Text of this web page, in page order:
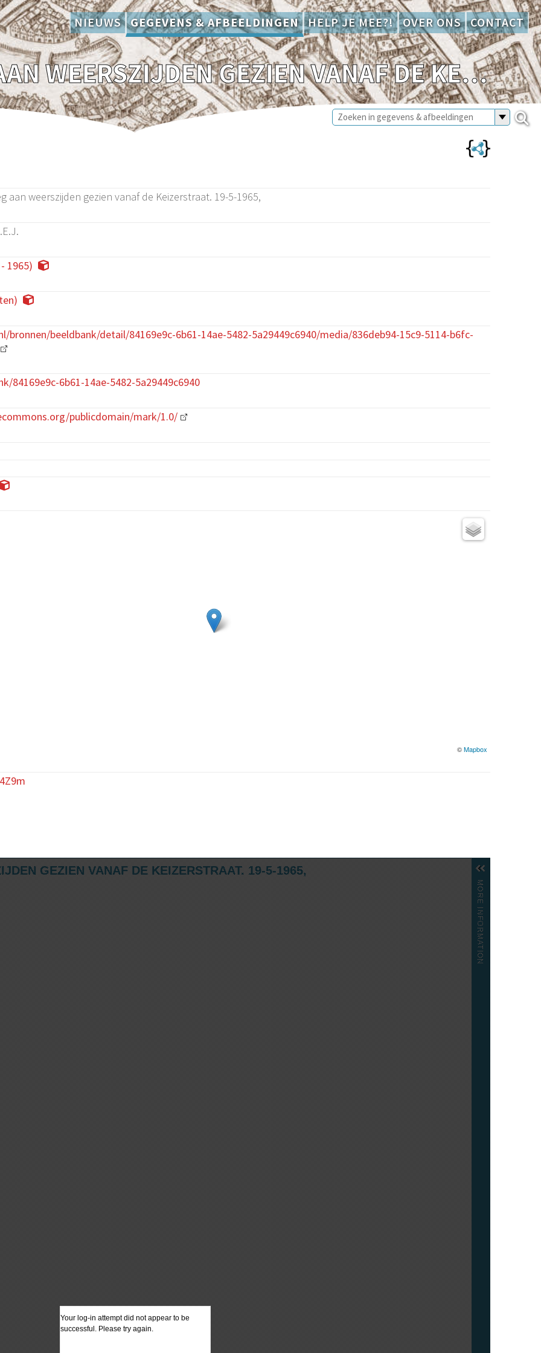
NIEUWS GEGEVENS & AFBEELDINGEN HELP JE MEE?! OVER ONS CONTACT
DE KOMIJNSTEEG AAN WEERSZIJDEN GEZIEN VANAF DE KEIZERSTRAAT. 19-5-1965,
aan weerszijden gezien vanaf de Keizerstraat. 19-5-1965,
1965)
bronnen/beeldbank/detail/84169e9c-6b61-14ae-5482-5a29449c6940/media/836deb94-15c9-5114-b6fc-
84169e9c-6b61-14ae-5482-5a29449c6940
publicdomain/mark/1.0/
©Mapbox
GEZIEN VANAF DE KEIZERSTRAAT. 19-5-1965,
MORE INFORMATION
Your log-in attempt did not appear to be
successful. Please try again.